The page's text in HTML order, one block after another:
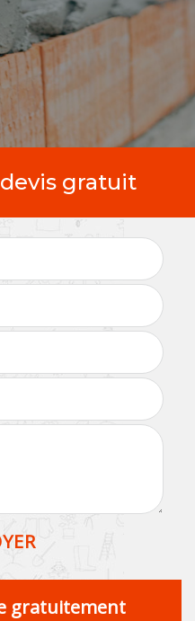
gratuit
gratuitement